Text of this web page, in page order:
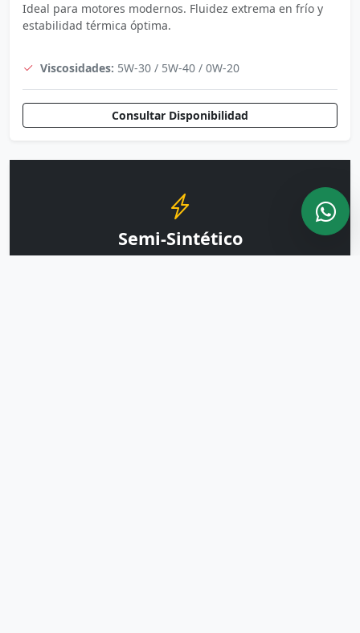
Ideal para motores modernos. Fluidez extrema en frío y
estabilidad térmica óptima.
Viscosidades: 5W-30 / 5W-40 / 0W-20
Consultar Disponibilidad
Semi-Sintético